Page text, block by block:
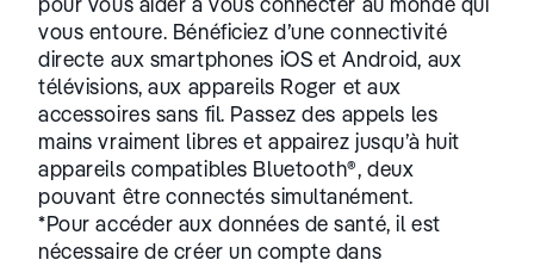
vous entoure. Bénéficiez d’une connectivité
directe aux smartphones iOS et Android, aux
télévisions, aux appareils Roger et aux
accessoires sans fil. Passez des appels les
mains vraiment libres et appairez jusqu’à huit
appareils compatibles Bluetooth®, deux
pouvant être connectés simultanément.
*Pour accéder aux données de santé, il est
nécessaire de créer un compte dans